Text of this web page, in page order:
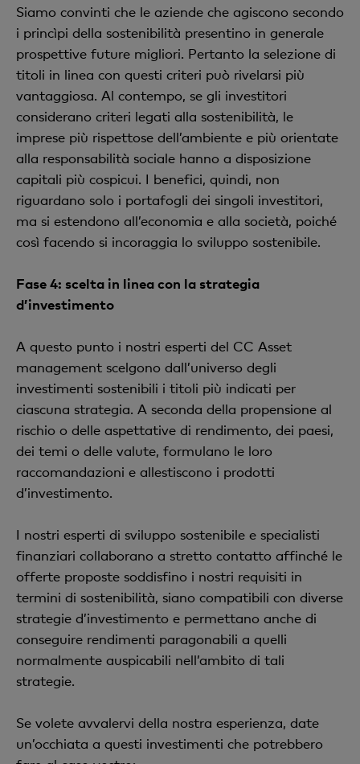
Siamo convinti che le aziende che agiscono secondo
i princìpi della sostenibilità presentino in generale
prospettive future migliori. Pertanto la selezione di
titoli in linea con questi criteri può rivelarsi più
vantaggiosa. Al contempo, se gli investitori
considerano criteri legati alla sostenibilità, le
imprese più rispettose dell’ambiente e più orientate
alla responsabilità sociale hanno a disposizione
capitali più cospicui. I benefici, quindi, non
riguardano solo i portafogli dei singoli investitori,
ma si estendono all’economia e alla società, poiché
così facendo si incoraggia lo sviluppo sostenibile.
Fase 4: scelta in linea con la strategia
d’investimento
A questo punto i nostri esperti del CC Asset
management scelgono dall’universo degli
investimenti sostenibili i titoli più indicati per
ciascuna strategia. A seconda della propensione al
rischio o delle aspettative di rendimento, dei paesi,
dei temi o delle valute, formulano le loro
raccomandazioni e allestiscono i prodotti
d’investimento.
I nostri esperti di sviluppo sostenibile e specialisti
finanziari collaborano a stretto contatto affinché le
offerte proposte soddisfino i nostri requisiti in
termini di sostenibilità, siano compatibili con diverse
strategie d’investimento e permettano anche di
conseguire rendimenti paragonabili a quelli
normalmente auspicabili nell’ambito di tali
strategie.
Se volete avvalervi della nostra esperienza, date
un’occhiata a questi investimenti che potrebbero